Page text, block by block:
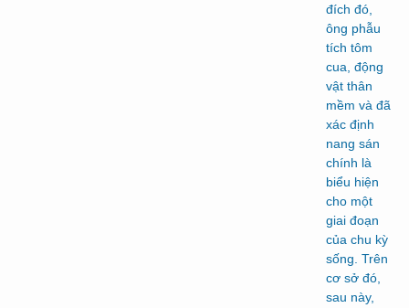
đích đó,
ông phẫu
tích tôm
cua, động
vật thân
mềm và đã
xác định
nang sán
chính là
biểu hiện
cho một
giai đoạn
của chu kỳ
sống. Trên
cơ sở đó,
sau này,